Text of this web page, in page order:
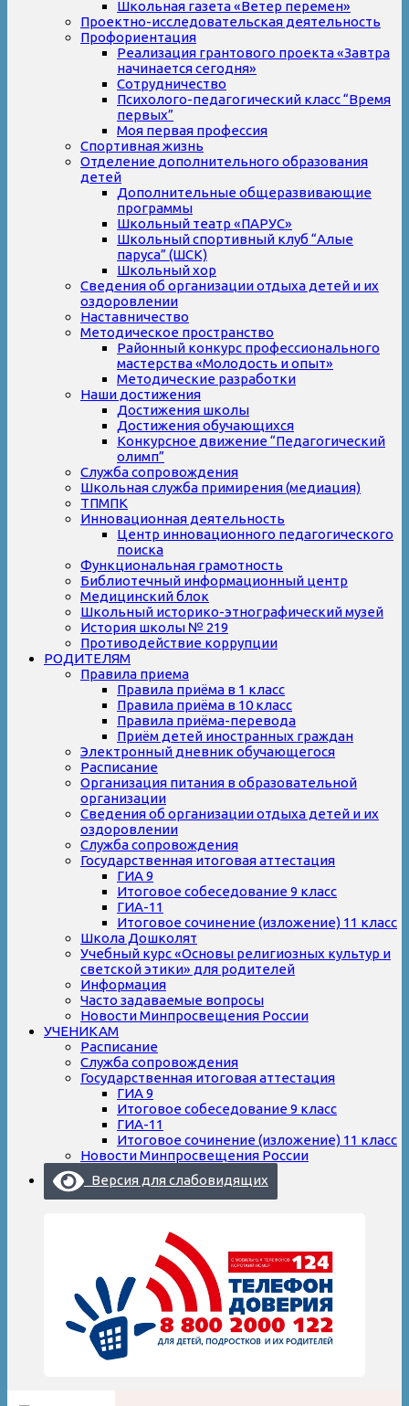
Школьная газета «Ветер перемен»
Проектно-исследовательская деятельность
Профориентация
Реализация грантового проекта «Завтра
начинается сегодня»
Сотрудничество
Психолого-педагогический класс “Время
первых”
Моя первая профессия
Спортивная жизнь
Отделение дополнительного образования
детей
Дополнительные общеразвивающие
программы
Школьный театр «ПАРУС»
Школьный спортивный клуб “Алые
паруса” (ШСК)
Школьный хор
Сведения об организации отдыха детей и их
оздоровлении
Наставничество
Методическое пространство
Районный конкурс профессионального
мастерства «Молодость и опыт»
Методические разработки
Наши достижения
Достижения школы
Достижения обучающихся
Конкурсное движение “Педагогический
олимп”
Служба сопровождения
Школьная служба примирения (медиация)
ТПМПК
Инновационная деятельность
Центр инновационного педагогического
поиска
Функциональная грамотность
Библиотечный информационный центр
Медицинский блок
Школьный историко-этнографический музей
История школы № 219
Противодействие коррупции
РОДИТЕЛЯМ
Правила приема
Правила приёма в 1 класс
Правила приёма в 10 класс
Правила приёма-перевода
Приём детей иностранных граждан
Электронный дневник обучающегося
Расписание
Организация питания в образовательной
организации
Сведения об организации отдыха детей и их
оздоровлении
Служба сопровождения
Государственная итоговая аттестация
ГИА 9
Итоговое собеседование 9 класс
ГИА-11
Итоговое сочинение (изложение) 11 класс
Школа Дошколят
Учебный курс «Основы религиозных культур и
светской этики» для родителей
Информация
Часто задаваемые вопросы
Новости Минпросвещения России
УЧЕНИКАМ
Расписание
Служба сопровождения
Государственная итоговая аттестация
ГИА 9
Итоговое собеседование 9 класс
ГИА-11
Итоговое сочинение (изложение) 11 класс
Новости Минпросвещения России
Версия для слабовидящих